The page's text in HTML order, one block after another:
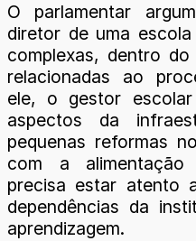
O parlamentar
diretor de uma
complexas, dentro
relacionadas ao
ele, o gestor
aspectos da
pequenas reformas
com a alimentação
precisa estar atento
dependências da
aprendizagem.